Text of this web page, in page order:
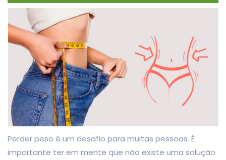
Perder peso é um desafio para muitas pessoas. É
importante ter em mente que não existe uma solução